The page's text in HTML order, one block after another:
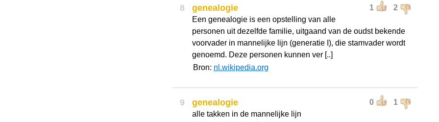
8 1 2
genealogie
Een genealogie is een opstelling van alle
personen uit dezelfde familie, uitgaand van de oudst bekende
voorvader in mannelijke lijn (generatie I), die stamvader wordt
genoemd. Deze personen kunnen ver [..]
Bron: nl.wikipedia.org
9 0 1
genealogie
alle takken in de mannelijke lijn